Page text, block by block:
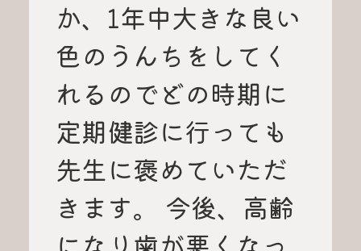
か、1年中大きな良い
色のうんちをしてく
れるのでどの時期に
定期健診に行っても
先生に褒めていただ
きます。 今後、高齢